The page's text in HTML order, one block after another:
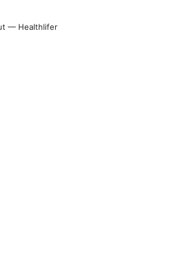
— Healthlifer